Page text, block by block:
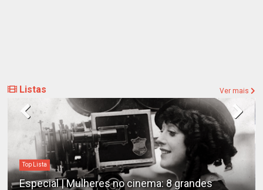
Listas Ver mais
Top Lista
Especial | Mulheres no cinema: 8 grandes